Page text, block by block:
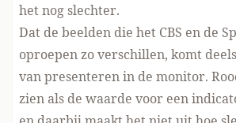
het nog slechter.
Dat de beelden die het CBS en de
oproepen zo verschillen, komt
van presenteren in de monitor.
zien als de waarde voor een